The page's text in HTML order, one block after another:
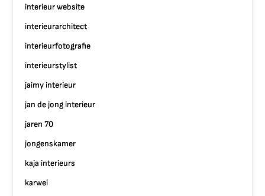
interieur website
interieurarchitect
interieurfotografie
interieurstylist
jaimy interieur
jan de jong interieur
jaren 70
jongenskamer
kaja interieurs
karwei